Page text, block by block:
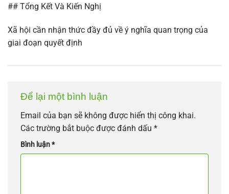
## Tổng Kết Và Kiến Nghị
Xã hội cần nhận thức đầy đủ về ý nghĩa quan trọng của
giai đoạn quyết định
Để lại một bình luận
Email của bạn sẽ không được hiển thị công khai.
Các trường bắt buộc được đánh dấu *
Bình luận*